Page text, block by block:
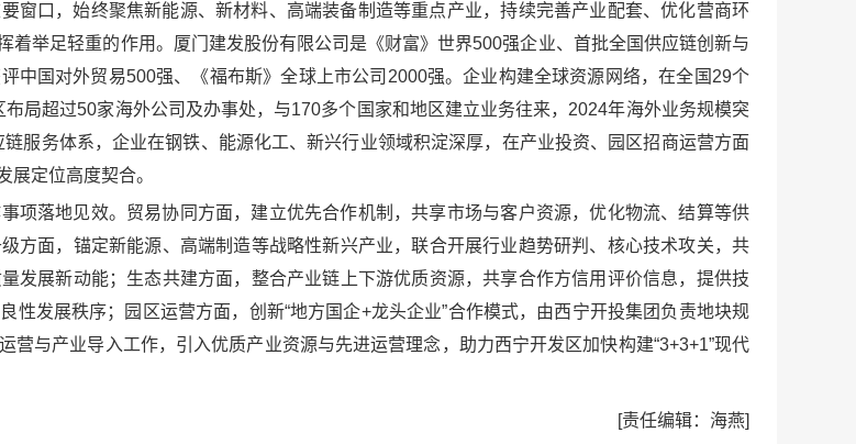
窗口，始终聚焦新能源、新材料、高端装备制造等重点产业，持续完善产业配套、优化营商环
举足轻重的作用。厦门建发股份有限公司是《财富》世界500强企业、首批全国供应链创新与
中国对外贸易500强、《福布斯》全球上市公司2000强。企业构建全球资源网络，在全国29个
局超过50家海外公司及办事处，与170多个国家和地区建立业务往来，2024年海外业务规模突
服务体系，企业在钢铁、能源化工、新兴行业领域积淀深厚，在产业投资、园区招商运营方面
定位高度契合。
项落地见效。贸易协同方面，建立优先合作机制，共享市场与客户资源，优化物流、结算等供
方面，锚定新能源、高端制造等战略性新兴产业，联合开展行业趋势研判、核心技术攻关，共
发展新动能；生态共建方面，整合产业链上下游优质资源，共享合作方信用评价信息，提供技
发展秩序；园区运营方面，创新“地方国企+龙头企业”合作模式，由西宁开投集团负责地块规
与产业导入工作，引入优质产业资源与先进运营理念，助力西宁开发区加快构建“3+3+1”现代
[责任编辑：海燕]